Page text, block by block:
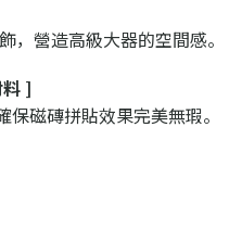
，營造高級大器的空間感。
]
磁磚拼貼效果完美無瑕。